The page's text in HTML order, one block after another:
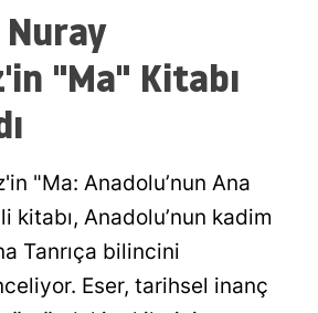
"Ma" Kitabı
"Ma: Anadolu’nun Ana
kitabı, Anadolu’nun kadim
Tanrıça bilincini
Eser, tarihsel inanç